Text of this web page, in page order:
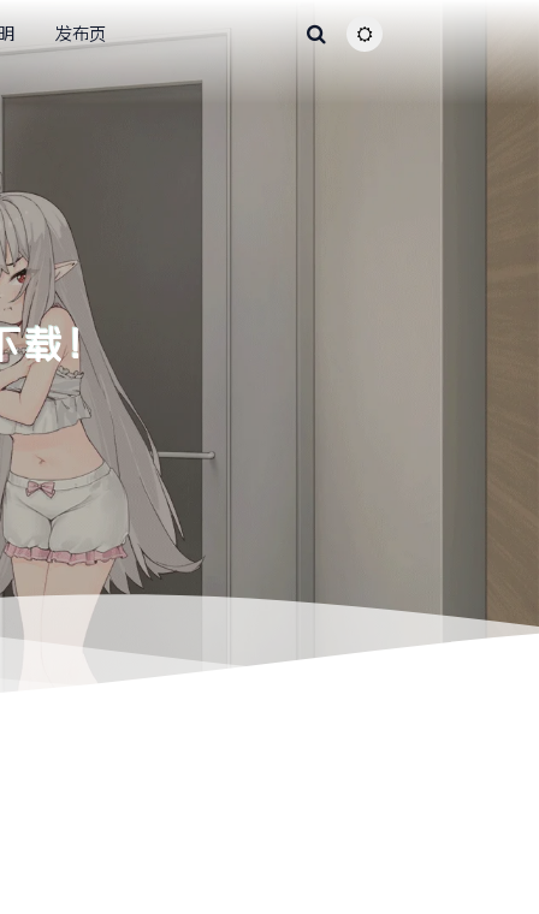
发布页 主题颜色切换
载！